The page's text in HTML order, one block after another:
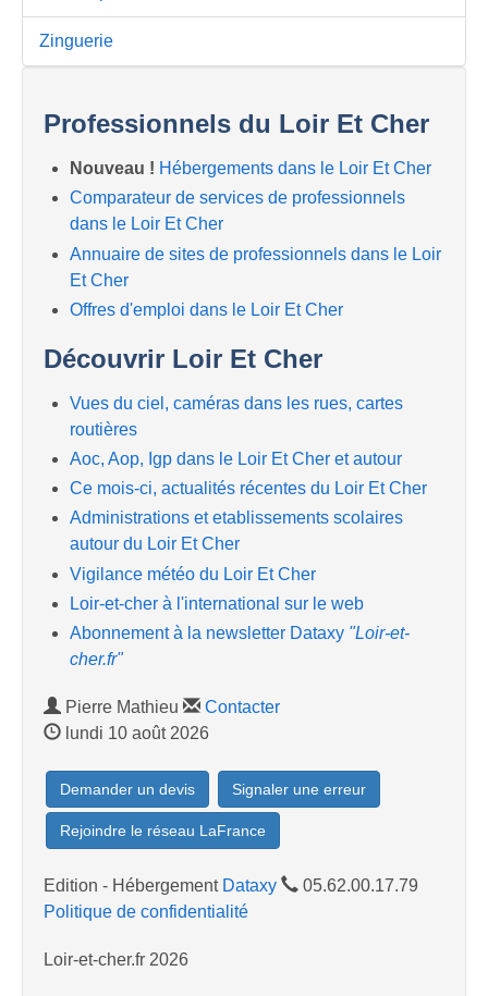
Zinguerie
Professionnels du Loir Et Cher
Nouveau ! Hébergements dans le Loir Et Cher
Comparateur de services de professionnels
dans le Loir Et Cher
Annuaire de sites de professionnels dans le Loir
Et Cher
Offres d'emploi dans le Loir Et Cher
Découvrir Loir Et Cher
Vues du ciel, caméras dans les rues, cartes
routières
Aoc, Aop, Igp dans le Loir Et Cher et autour
Ce mois-ci, actualités récentes du Loir Et Cher
Administrations et etablissements scolaires
autour du Loir Et Cher
Vigilance météo du Loir Et Cher
Loir-et-cher à l'international sur le web
Abonnement à la newsletter Dataxy "Loir-et-
cher.fr"
Pierre Mathieu
Contacter
lundi 10 août 2026
Demander un devis Signaler une erreur
Rejoindre le réseau LaFrance
Edition - Hébergement Dataxy
05.62.00.17.79
Politique de confidentialité
Loir-et-cher.fr 2026